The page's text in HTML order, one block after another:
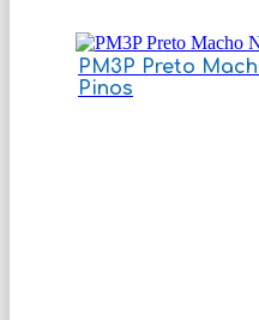
PM3P Preto
Pinos